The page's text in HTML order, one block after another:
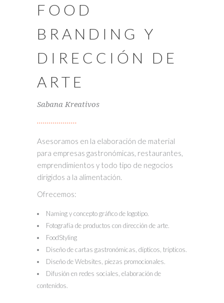
FOOD
BRANDING Y
DIRECCIÓN DE
ARTE
Sabana Kreativos
Asesoramos en la elaboración de material
para empresas gastronómicas, restaurantes,
emprendimientos y todo tipo de negocios
dirigidos a la alimentación.
Ofrecemos:
Naming y concepto gráfico de logotipo.
Fotografía de productos con dirección de arte.
FoodStyling
Diseño de cartas gastronómicas, dípticos, trípticos.
Diseño de Websites, piezas promocionales.
Difusión en redes sociales, elaboración de
contenidos.